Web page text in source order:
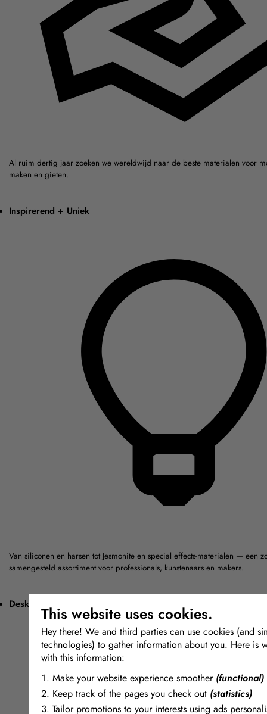
This website uses cookies.
Hey there! We and third parties can use cookies (and
technologies) to gather information about you. Here is
with this information:
Make your website experience smoother (functional)
Keep track of the pages you check out (statistics)
Tailor promotions to your interests using ads
Al ruim dertig jaar zoeken we wereldwijd naar de beste materialen voor
maken en gieten.
Inspirerend + Uniek
Van siliconen en harsen tot Jesmonite en special effects-materialen — een
samengesteld assortiment voor professionals, kunstenaars en makers.
Deskundig advies